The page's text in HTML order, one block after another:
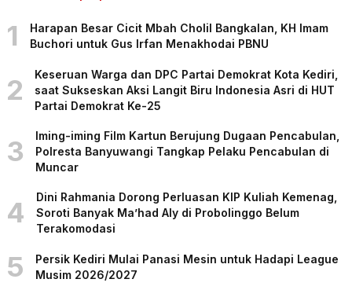
1
Harapan Besar Cicit Mbah Cholil Bangkalan, KH Imam
Buchori untuk Gus Irfan Menakhodai PBNU
2
Keseruan Warga dan DPC Partai Demokrat Kota Kediri,
saat Sukseskan Aksi Langit Biru Indonesia Asri di HUT
Partai Demokrat Ke-25
3
Iming-iming Film Kartun Berujung Dugaan Pencabulan,
Polresta Banyuwangi Tangkap Pelaku Pencabulan di
Muncar
4
Dini Rahmania Dorong Perluasan KIP Kuliah Kemenag,
Soroti Banyak Ma’had Aly di Probolinggo Belum
Terakomodasi
5
Persik Kediri Mulai Panasi Mesin untuk Hadapi League
Musim 2026/2027